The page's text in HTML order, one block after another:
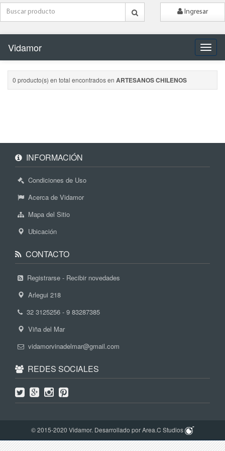
Ingresar
Vidamor
0 producto(s) en total encontrados en ARTESANOS CHILENOS
INFORMACIÓN
Condiciones de Uso
Acerca de Vidamor
Mapa del Sitio
Ubicación
CONTACTO
Registrarse - Recibir novedades
Arlegui 218
32 3125256 - 9 83287385
Viña del Mar
vidamorvinadelmar@gmail.com
REDES SOCIALES
© 2015-2020 Vidamor. Desarrollado por Area.C Studios